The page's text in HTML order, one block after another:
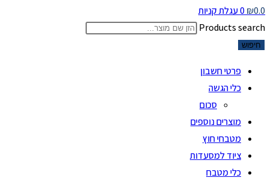
₪0.0
0 עגלת קניות
Products search
חיפוש
פרטי חשבון
כלי הגשה
סכום
מוצרים נוספים
מטבחי חוץ
ציוד למסעדות
כלי מטבח